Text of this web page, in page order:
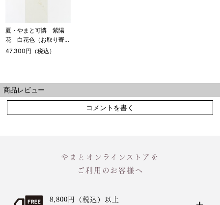
夏・やまと可憐 紫陽
花 白花色（お取り寄せ
品）
47,300円（税込）
商品レビュー
コメントを書く
やまとオンラインストアを
ご利用のお客様へ
8,800円（税込）以上